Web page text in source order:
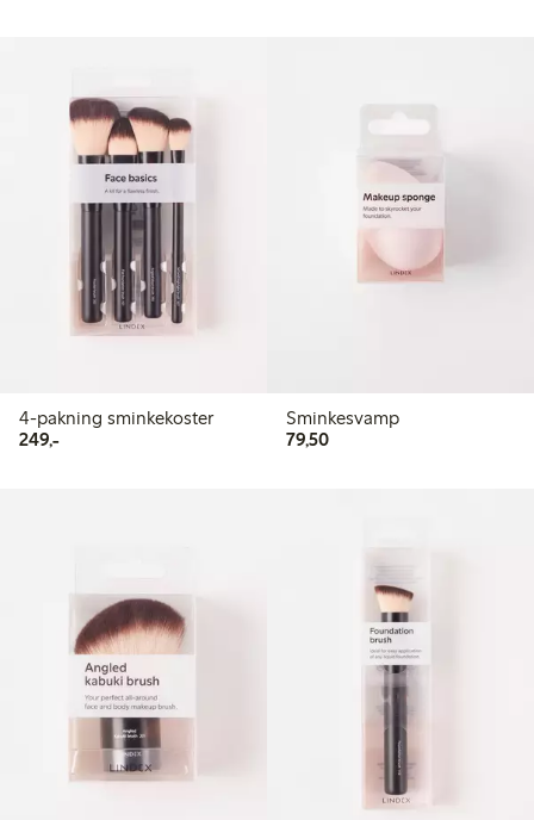
4-pakning sminkekoster
249,-249,00 kr
Sminkesvamp
79,5079,50 kr